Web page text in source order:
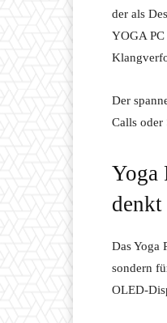
der als
YOGA
Der
Calls oder
Yoga
denkt
Das Yoga
sondern
OLED-